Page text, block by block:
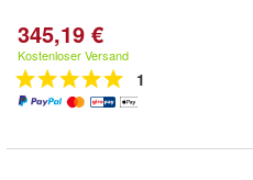
345,19 €
Kostenloser Versand
1